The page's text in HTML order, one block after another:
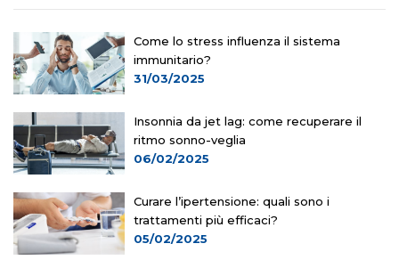
Come lo stress influenza il sistema
immunitario?
31/03/2025
Insonnia da jet lag: come recuperare il
ritmo sonno-veglia
06/02/2025
Curare l’ipertensione: quali sono i
trattamenti più efficaci?
05/02/2025